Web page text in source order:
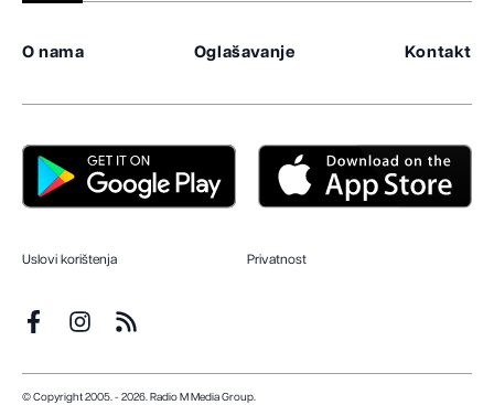
O nama Oglašavanje Kontakt
Uslovi korištenja Privatnost
© Copyright 2005. - 2026. Radio M Media Group.